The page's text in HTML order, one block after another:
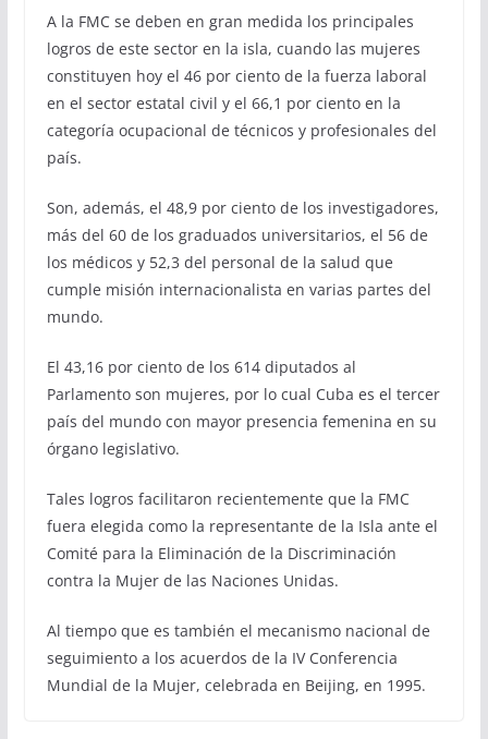
A la FMC se deben en gran medida los principales
logros de este sector en la isla, cuando las mujeres
constituyen hoy el 46 por ciento de la fuerza laboral
en el sector estatal civil y el 66,1 por ciento en la
categoría ocupacional de técnicos y profesionales del
país.
Son, además, el 48,9 por ciento de los investigadores,
más del 60 de los graduados universitarios, el 56 de
los médicos y 52,3 del personal de la salud que
cumple misión internacionalista en varias partes del
mundo.
El 43,16 por ciento de los 614 diputados al
Parlamento son mujeres, por lo cual Cuba es el tercer
país del mundo con mayor presencia femenina en su
órgano legislativo.
Tales logros facilitaron recientemente que la FMC
fuera elegida como la representante de la Isla ante el
Comité para la Eliminación de la Discriminación
contra la Mujer de las Naciones Unidas.
Al tiempo que es también el mecanismo nacional de
seguimiento a los acuerdos de la IV Conferencia
Mundial de la Mujer, celebrada en Beijing, en 1995.